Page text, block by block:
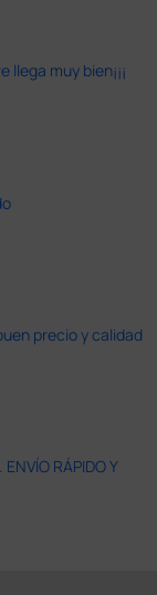
muy bien¡¡¡
precio y calidad
RÁPIDO Y